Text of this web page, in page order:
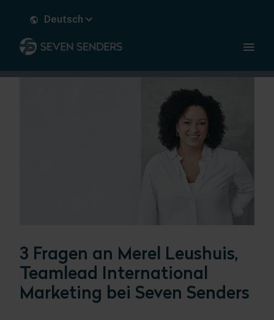
Deutsch
3 Fragen an Merel Leushuis,
Teamlead International
Marketing bei Seven Senders